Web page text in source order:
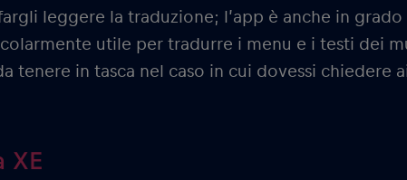
leggere la traduzione; l’app è anche in
utile per tradurre i menu e i testi dei
tenere in tasca nel caso in cui dovessi chiedere
XE